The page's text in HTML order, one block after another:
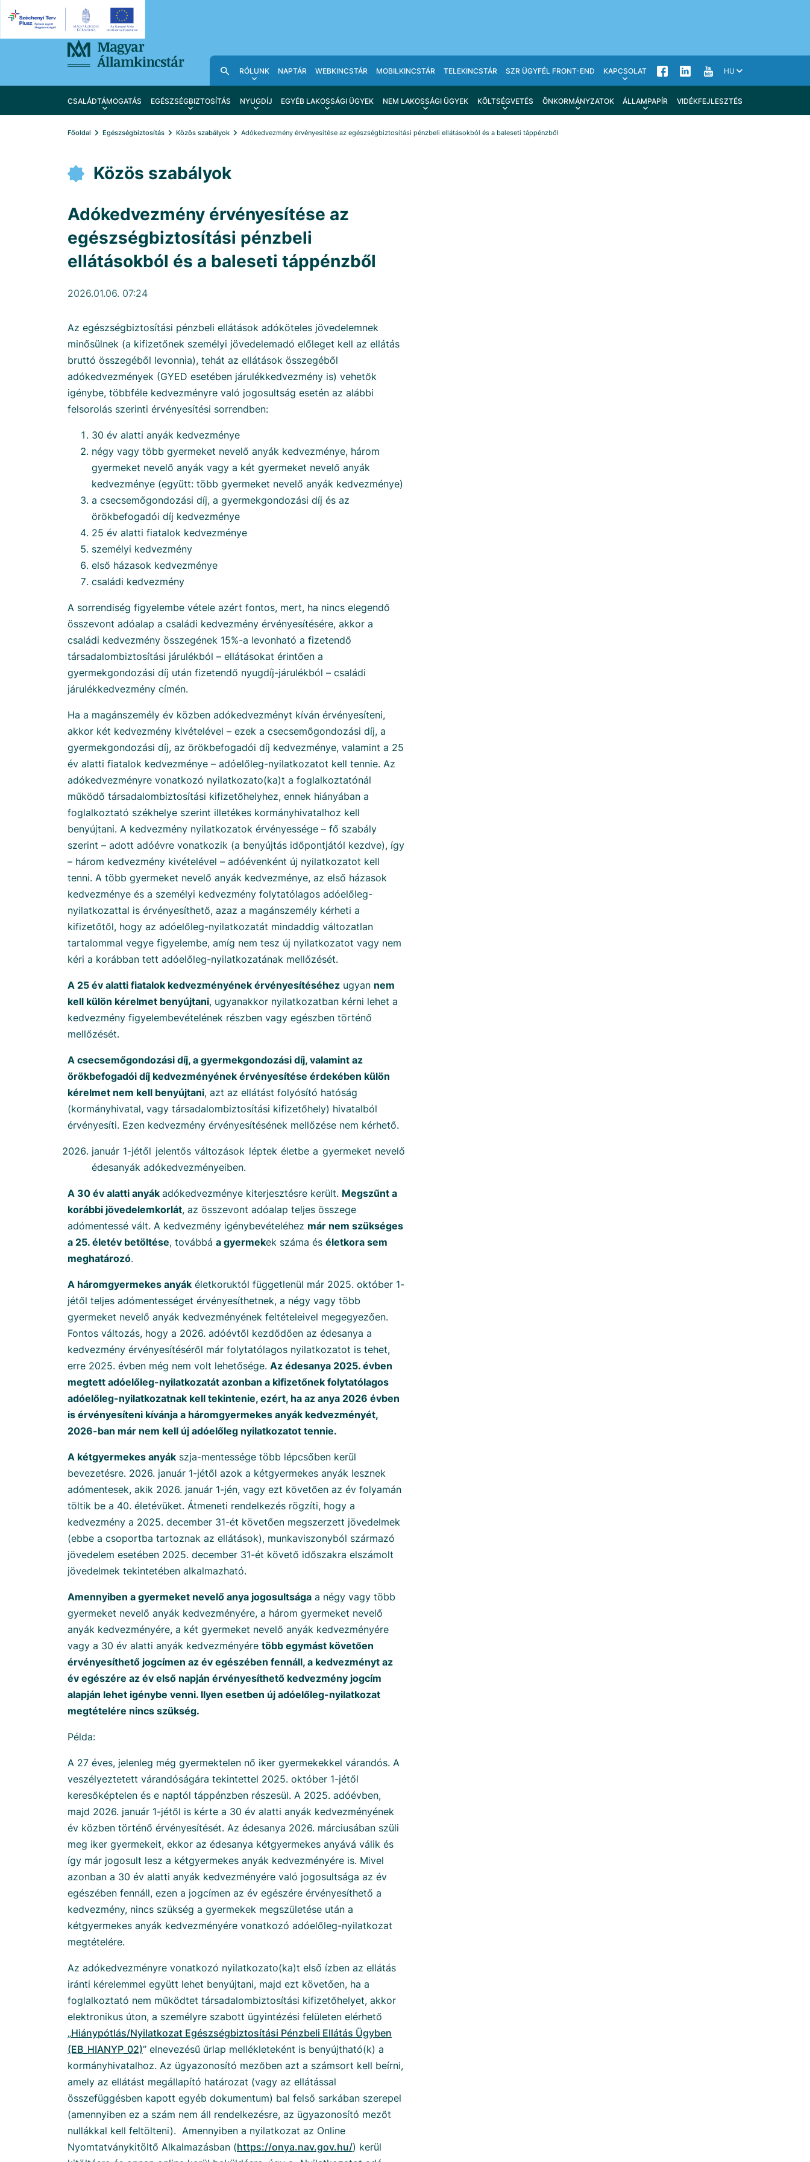
RÓLUNK NAPTÁR WEBKINCSTÁR MOBILKINCSTÁR TELEKINCSTÁR SZR ÜGYFÉL FRONT-END KAPCSOLAT HU
CSALÁDTÁMOGATÁS EGÉSZSÉGBIZTOSÍTÁS NYUGDÍJ EGYÉB LAKOSSÁGI ÜGYEK NEM LAKOSSÁGI ÜGYEK KÖLTSÉGVETÉS ÖNKORMÁNYZATOK ÁLLAMPAPÍR VIDÉKFEJLESZTÉS
Főoldal Egészségbiztosítás Közös szabályok Adókedvezmény érvényesítése az egészségbiztosítási pénzbeli ellátásokból és a baleseti táppénzből
Közös szabályok
Adókedvezmény érvényesítése az
egészségbiztosítási pénzbeli
ellátásokból és a baleseti táppénzből
2026.01.06. 07:24
Az egészségbiztosítási pénzbeli ellátások adóköteles jövedelemnek
minősülnek (a kifizetőnek személyi jövedelemadó előleget kell az ellátás
bruttó összegéből levonnia), tehát az ellátások összegéből
adókedvezmények (GYED esetében járulékkedvezmény is) vehetők
igénybe, többféle kedvezményre való jogosultság esetén az alábbi
felsorolás szerinti érvényesítési sorrendben:
30 év alatti anyák kedvezménye
négy vagy több gyermeket nevelő anyák kedvezménye, három
gyermeket nevelő anyák vagy a két gyermeket nevelő anyák
kedvezménye (együtt: több gyermeket nevelő anyák kedvezménye)
a csecsemőgondozási díj, a gyermekgondozási díj és az
örökbefogadói díj kedvezménye
25 év alatti fiatalok kedvezménye
személyi kedvezmény
első házasok kedvezménye
családi kedvezmény
A sorrendiség figyelembe vétele azért fontos, mert, ha nincs elegendő
összevont adóalap a családi kedvezmény érvényesítésére, akkor a
családi kedvezmény összegének 15%-a levonható a fizetendő
társadalombiztosítási járulékból – ellátásokat érintően a
gyermekgondozási díj után fizetendő nyugdíj-járulékból – családi
járulékkedvezmény címén.
Ha a magánszemély év közben adókedvezményt kíván érvényesíteni,
akkor két kedvezmény kivételével – ezek a csecsemőgondozási díj, a
gyermekgondozási díj, az örökbefogadói díj kedvezménye, valamint a 25
év alatti fiatalok kedvezménye – adóelőleg-nyilatkozatot kell tennie. Az
adókedvezményre vonatkozó nyilatkozato(ka)t a foglalkoztatónál
működő társadalombiztosítási kifizetőhelyhez, ennek hiányában a
foglalkoztató székhelye szerint illetékes kormányhivatalhoz kell
benyújtani. A kedvezmény nyilatkozatok érvényessége – fő szabály
szerint – adott adóévre vonatkozik (a benyújtás időpontjától kezdve), így
– három kedvezmény kivételével – adóévenként új nyilatkozatot kell
tenni. A több gyermeket nevelő anyák kedvezménye, az első házasok
kedvezménye és a személyi kedvezmény folytatólagos adóelőleg-
nyilatkozattal is érvényesíthető, azaz a magánszemély kérheti a
kifizetőtől, hogy az adóelőleg-nyilatkozatát mindaddig változatlan
tartalommal vegye figyelembe, amíg nem tesz új nyilatkozatot vagy nem
kéri a korábban tett adóelőleg-nyilatkozatának mellőzését.
A 25 év alatti fiatalok kedvezményének érvényesítéséhez ugyan nem
kell külön kérelmet benyújtani, ugyanakkor nyilatkozatban kérni lehet a
kedvezmény figyelembevételének részben vagy egészben történő
mellőzését.
A csecsemőgondozási díj, a gyermekgondozási díj, valamint az
örökbefogadói díj kedvezményének érvényesítése érdekében külön
kérelmet nem kell benyújtani, azt az ellátást folyósító hatóság
(kormányhivatal, vagy társadalombiztosítási kifizetőhely) hivatalból
érvényesíti. Ezen kedvezmény érvényesítésének mellőzése nem kérhető.
január 1-jétől jelentős változások léptek életbe a gyermeket nevelő
édesanyák adókedvezményeiben.
A 30 év alatti anyák adókedvezménye kiterjesztésre került. Megszűnt a
korábbi jövedelemkorlát, az összevont adóalap teljes összege
adómentessé vált. A kedvezmény igénybevételéhez már nem szükséges
a 25. életév betöltése, továbbá a gyermekek száma és életkora sem
meghatározó.
A háromgyermekes anyák életkoruktól függetlenül már 2025. október 1-
jétől teljes adómentességet érvényesíthetnek, a négy vagy több
gyermeket nevelő anyák kedvezményének feltételeivel megegyezően.
Fontos változás, hogy a 2026. adóévtől kezdődően az édesanya a
kedvezmény érvényesítéséről már folytatólagos nyilatkozatot is tehet,
erre 2025. évben még nem volt lehetősége. Az édesanya 2025. évben
megtett adóelőleg-nyilatkozatát azonban a kifizetőnek folytatólagos
adóelőleg-nyilatkozatnak kell tekintenie, ezért, ha az anya 2026 évben
is érvényesíteni kívánja a háromgyermekes anyák kedvezményét,
2026-ban már nem kell új adóelőleg nyilatkozatot tennie.
A kétgyermekes anyák szja-mentessége több lépcsőben kerül
bevezetésre. 2026. január 1-jétől azok a kétgyermekes anyák lesznek
adómentesek, akik 2026. január 1-jén, vagy ezt követően az év folyamán
töltik be a 40. életévüket. Átmeneti rendelkezés rögzíti, hogy a
kedvezmény a 2025. december 31-ét követően megszerzett jövedelmek
(ebbe a csoportba tartoznak az ellátások), munkaviszonyból származó
jövedelem esetében 2025. december 31-ét követő időszakra elszámolt
jövedelmek tekintetében alkalmazható.
Amennyiben a gyermeket nevelő anya jogosultsága a négy vagy több
gyermeket nevelő anyák kedvezményére, a három gyermeket nevelő
anyák kedvezményére, a két gyermeket nevelő anyák kedvezményére
vagy a 30 év alatti anyák kedvezményére több egymást követően
érvényesíthető jogcímen az év egészében fennáll, a kedvezményt az
év egészére az év első napján érvényesíthető kedvezmény jogcím
alapján lehet igénybe venni. Ilyen esetben új adóelőleg-nyilatkozat
megtételére nincs szükség.
Példa:
A 27 éves, jelenleg még gyermektelen nő iker gyermekekkel várandós. A
veszélyeztetett várandóságára tekintettel 2025. október 1-jétől
keresőképtelen és e naptól táppénzben részesül. A 2025. adóévben,
majd 2026. január 1-jétől is kérte a 30 év alatti anyák kedvezményének
év közben történő érvényesítését. Az édesanya 2026. márciusában szüli
meg iker gyermekeit, ekkor az édesanya kétgyermekes anyává válik és
így már jogosult lesz a kétgyermekes anyák kedvezményére is. Mivel
azonban a 30 év alatti anyák kedvezményére való jogosultsága az év
egészében fennáll, ezen a jogcímen az év egészére érvényesíthető a
kedvezmény, nincs szükség a gyermekek megszületése után a
kétgyermekes anyák kedvezményére vonatkozó adóelőleg-nyilatkozat
megtételére.
Az adókedvezményre vonatkozó nyilatkozato(ka)t első ízben az ellátás
iránti kérelemmel együtt lehet benyújtani, majd ezt követően, ha a
foglalkoztató nem működtet társadalombiztosítási kifizetőhelyet, akkor
elektronikus úton, a személyre szabott ügyintézési felületen elérhető
„Hiánypótlás/Nyilatkozat Egészségbiztosítási Pénzbeli Ellátás Ügyben
(EB_HIANYP_02)” elnevezésű űrlap mellékleteként is benyújtható(k) a
kormányhivatalhoz. Az ügyazonosító mezőben azt a számsort kell beírni,
amely az ellátást megállapító határozat (vagy az ellátással
összefüggésben kapott egyéb dokumentum) bal felső sarkában szerepel
(amennyiben ez a szám nem áll rendelkezésre, az ügyazonosító mezőt
nullákkal kell feltölteni). Amennyiben a nyilatkozat az Online
Nyomtatványkitöltő Alkalmazásban (https://onya.nav.gov.hu/) kerül